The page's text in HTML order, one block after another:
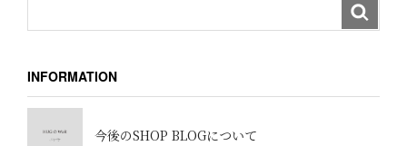
INFORMATION
今後のSHOP BLOGについて